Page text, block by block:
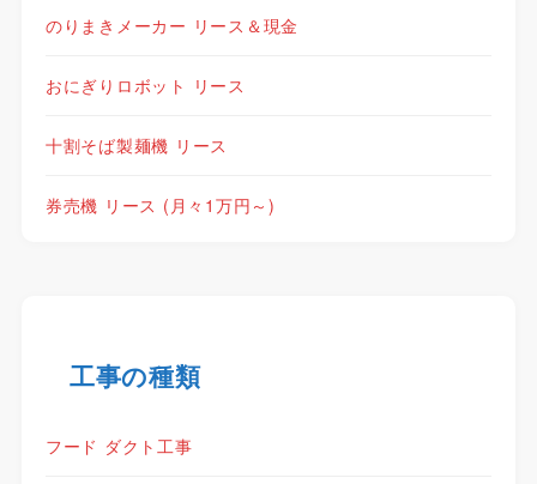
のりまきメーカー リース＆現金
おにぎりロボット リース
十割そば製麺機 リース
券売機 リース (月々1万円～)
工事の種類
フード ダクト工事